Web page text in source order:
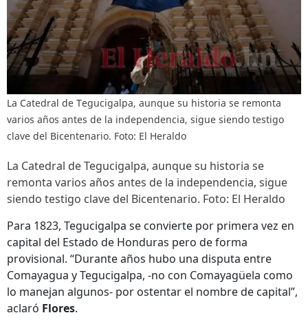
La Catedral de Tegucigalpa, aunque su historia se remonta
varios años antes de la independencia, sigue siendo testigo
clave del Bicentenario. Foto: El Heraldo
La Catedral de Tegucigalpa, aunque su historia se
remonta varios años antes de la independencia, sigue
siendo testigo clave del Bicentenario. Foto: El Heraldo
Para 1823, Tegucigalpa se convierte por primera vez en
capital del Estado de Honduras pero de forma
provisional. “Durante años hubo una disputa entre
Comayagua y Tegucigalpa, -no con Comayagüela como
lo manejan algunos- por ostentar el nombre de capital”,
aclaró Flores.